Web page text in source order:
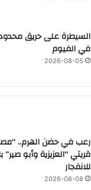
السيطرة على حريق
في الفيوم
2026-08-05
رعب في حضن الهرم..
قريتي “العزيزية وأبو صير”
للانفجار
2026-08-08